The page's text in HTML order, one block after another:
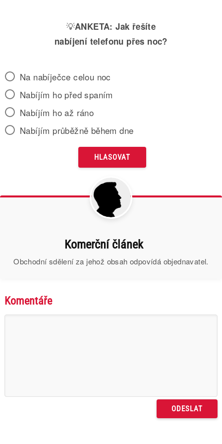
💡ANKETA: Jak řešíte
nabíjení telefonu přes noc?
Na nabíječce celou noc
Nabíjím ho před spaním
Nabíjím ho až ráno
Nabíjím průběžně během dne
Komerční článek
Obchodní sdělení za jehož obsah odpovídá objednavatel.
Komentáře